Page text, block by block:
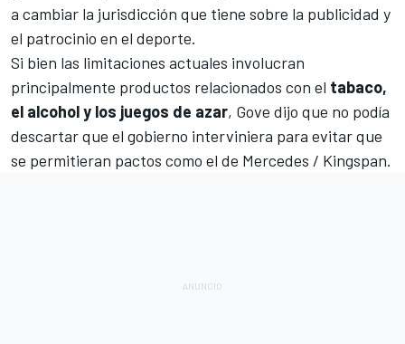
a cambiar la jurisdicción que tiene sobre la publicidad y
el patrocinio en el deporte.
Si bien las limitaciones actuales involucran
principalmente productos relacionados con el tabaco,
el alcohol y los juegos de azar, Gove dijo que no podía
descartar que el gobierno interviniera para evitar que
se permitieran pactos como el de Mercedes / Kingspan.